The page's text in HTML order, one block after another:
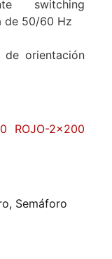
switching
de 50/60 Hz
orientación
ROJO-2×200
, Semáforo